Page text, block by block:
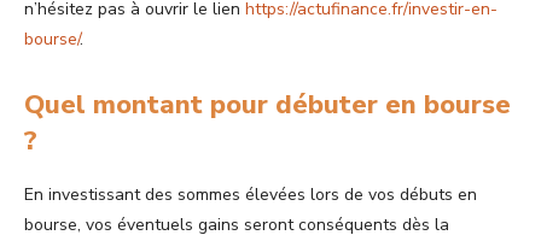
n’hésitez pas à ouvrir le lien https://actufinance.fr/investir-en-
bourse/.
Quel montant pour débuter en bourse
?
En investissant des sommes élevées lors de vos débuts en
bourse, vos éventuels gains seront conséquents dès la